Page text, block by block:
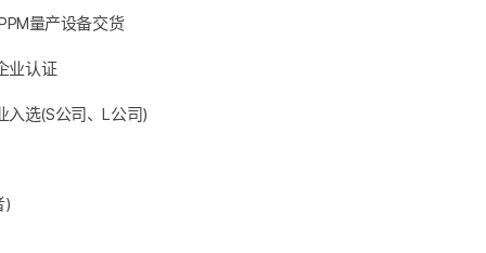
量产设备交货
业认证
入选(S公司、L公司)
)